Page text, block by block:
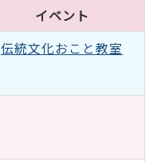
イベント
伝統文化おこと教室